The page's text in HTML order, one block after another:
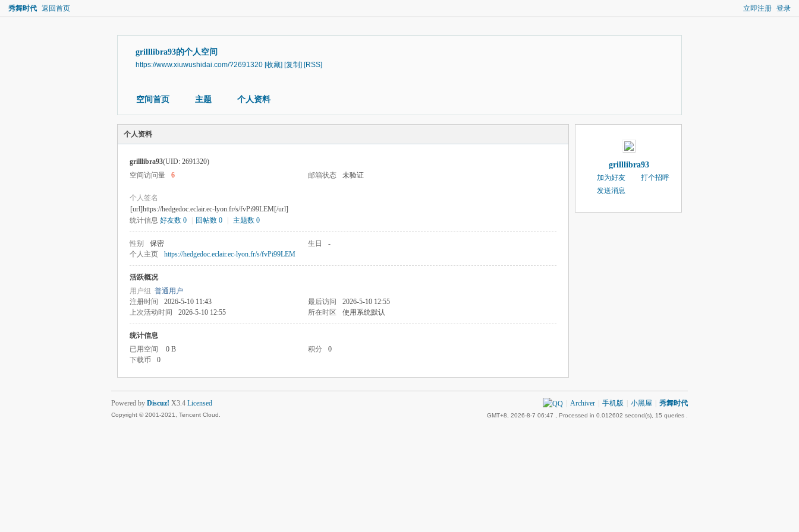
立即注册 登录
秀舞时代 返回首页
grilllibra93的个人空间
https://www.xiuwushidai.com/?2691320 [收藏] [复制] [RSS]
空间首页 主题 个人资料
个人资料
grilllibra93(UID: 2691320)
空间访问量
6 邮箱状态 未验证
个人签名
[url]https://hedgedoc.eclair.ec-lyon.fr/s/fvPi99LEM[/url]
统计信息 好友数 0 回帖数 0 主题数 0
性别 保密 生日
-
个人主页
https://hedgedoc.eclair.ec-lyon.fr/s/fvPi99LEM
活跃概况
用户组 普通用户
注册时间
2026-5-10 11:43 最后访问
2026-5-10 12:55
上次活动时间
2026-5-10 12:55 所在时区 使用系统默认
统计信息
已用空间
0 B 积分
0
下载币
0
grilllibra93
加为好友
打个招呼
发送消息
Archiver 手机版 小黑屋 秀舞时代
GMT+8, 2026-8-7 06:47 , Processed in 0.012602 second(s), 15 queries .
Powered by Discuz! X3.4 Licensed
Copyright © 2001-2021, Tencent Cloud.